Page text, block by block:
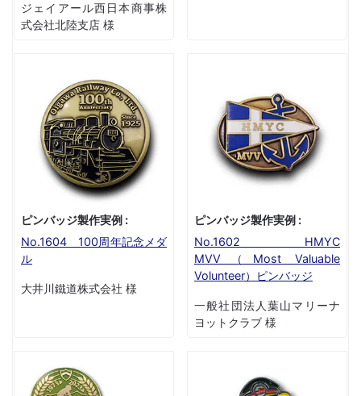
ジェイアール西日本商事株
式会社北陸支店 様
ピンバッジ製作実例 :
No.1604 100周年記念メダ
ル
大井川鐵道株式会社 様
ピンバッジ製作実例 :
No.1602 HMYC
MVV（Most Valuable
Volunteer）ピンバッジ
一般社団法人葉山マリーナ
ヨットクラブ 様